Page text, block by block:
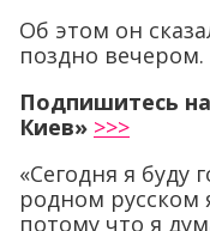
Об этом он
поздно вечером.
Подпишитесь
Киев» >>>
«Сегодня я буду
родном русском
потому что я